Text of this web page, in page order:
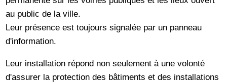
au public de la ville.
Leur présence est toujours signalée par un panneau
d'information.
Leur installation répond non seulement à une volonté
d'assurer la protection des bâtiments et des installations